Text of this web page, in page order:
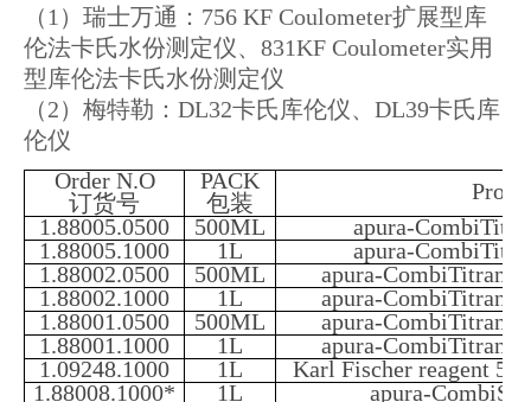
（1）瑞士万通：756 KF Coulometer扩展型库
伦法卡氏水份测定仪、831KF Coulometer实用
型库伦法卡氏水份测定仪
（2）梅特勒：DL32卡氏库伦仪、DL39卡氏库
伦仪
Order N.O
订货号
PACK
包装
1.88005.0500
500ML
apura-
1.88005.1000
1L
apura-
1.88002.0500
500ML
apura-CombiTitrant
1.88002.1000
1L
apura-CombiTitrant
1.88001.0500
500ML
apura-CombiTitrant
1.88001.1000
1L
apura-CombiTitrant
1.09248.1000
1L
Karl Fischer reagent 5
1.88008.1000*
1L
apura-